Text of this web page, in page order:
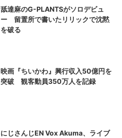
舐達麻のG-PLANTSがソロデビュ
ー 留置所で書いたリリックで沈黙
を破る
映画『ちいかわ』興行収入50億円を
突破 観客動員350万人を記録
にじさんじEN Vox Akuma、ライブ